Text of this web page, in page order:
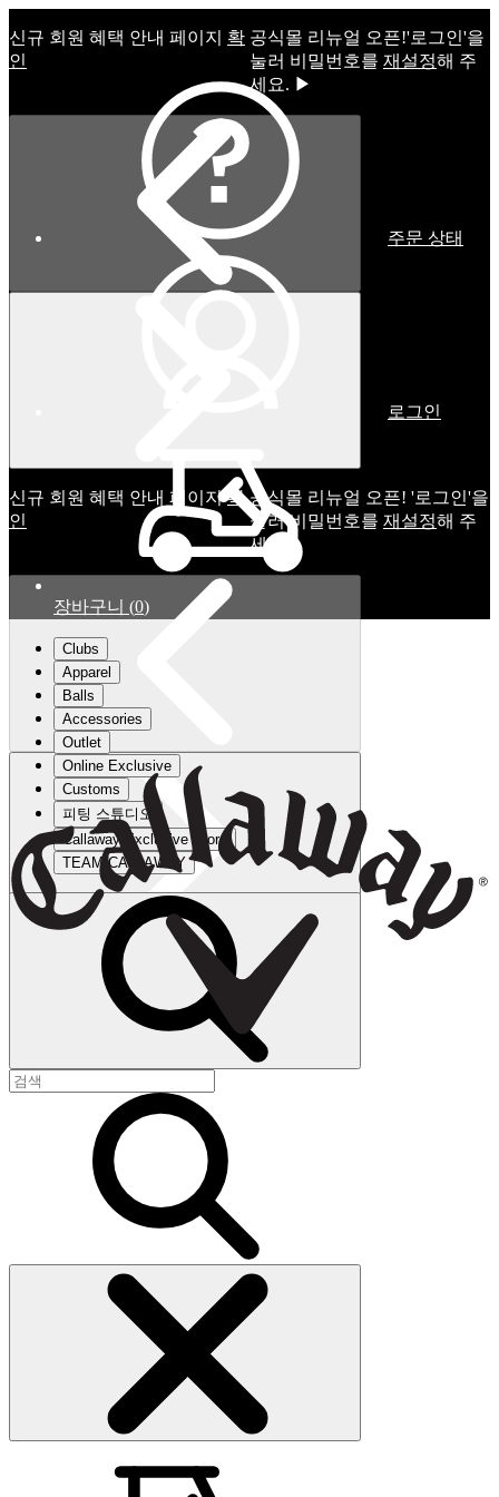
신규 회원 혜택 안내 페이지 확
인
공식몰 리뉴얼 오픈!ㅤ'로그인'을
눌러 비밀번호를 재설정해 주
세요. ▶
신규 회원 혜택 안내 페이지확
인
공식몰 리뉴얼 오픈! '로그인'을
눌러 비밀번호를 재설정해 주
세요.
주문 상태
로그인
장바구니 (0)
Clubs
Apparel
Balls
Accessories
Outlet
Online Exclusive
Customs
피팅 스튜디오
Callaway Exclusive Store
TEAM CALLAWAY